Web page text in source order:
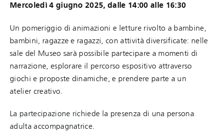
Mercoledì 4 giugno 2025, dalle 14:00 alle 16:30
Un pomeriggio di animazioni e letture rivolto a bambine,
bambini, ragazze e ragazzi, con attività diversificate: nelle
sale del Museo sarà possibile partecipare a momenti di
narrazione, esplorare il percorso espositivo attraverso
giochi e proposte dinamiche, e prendere parte a un
atelier creativo.
La partecipazione richiede la presenza di una persona
adulta accompagnatrice.